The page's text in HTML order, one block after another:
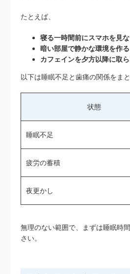
たとえば、
寝る一時間前にスマホを見
暗い部屋で静かな環境を作る
カフェインを夕方以降に取
以下は睡眠不足と歯痛の関係をまと
状態
睡眠不足
疲労の蓄積
夜更かし
無理のない範囲で、まずは睡眠時
さい。